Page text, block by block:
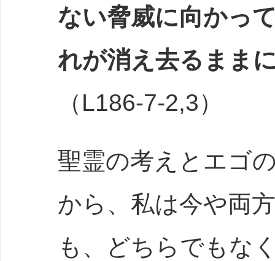
ない脅威に向かっ
れが消え去るまま
（L186-7-2,3）
聖霊の考えとエゴ
から、私は今や両
も、どちらでもな